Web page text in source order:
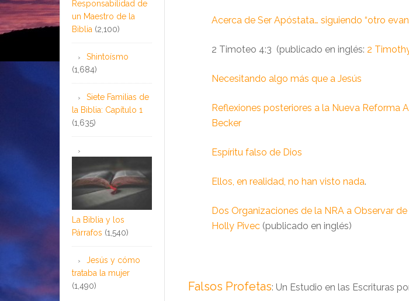
Acerca de Ser Apóstata… siguiendo “otro
2 Timoteo 4:3 (publicado en inglés: 2
Necesitando algo más que a Jesús
Reflexiones posteriores a la Nueva Reforma
Becker
Espíritu falso de Dios
Ellos, en realidad, no han visto nada.
Dos Organizaciones de la NRA a Observar
Holly Pivec (publicado en inglés)
Falsos Profetas: Un Estudio en las Escrituras
Responsabilidad de
un Maestro de la
Biblia (2,100)
Shintoísmo
(1,684)
Siete Familias de
la Biblia: Capítulo 1
(1,635)
La Biblia y los
Párrafos (1,540)
Jesús y cómo
trataba la mujer
(1,490)